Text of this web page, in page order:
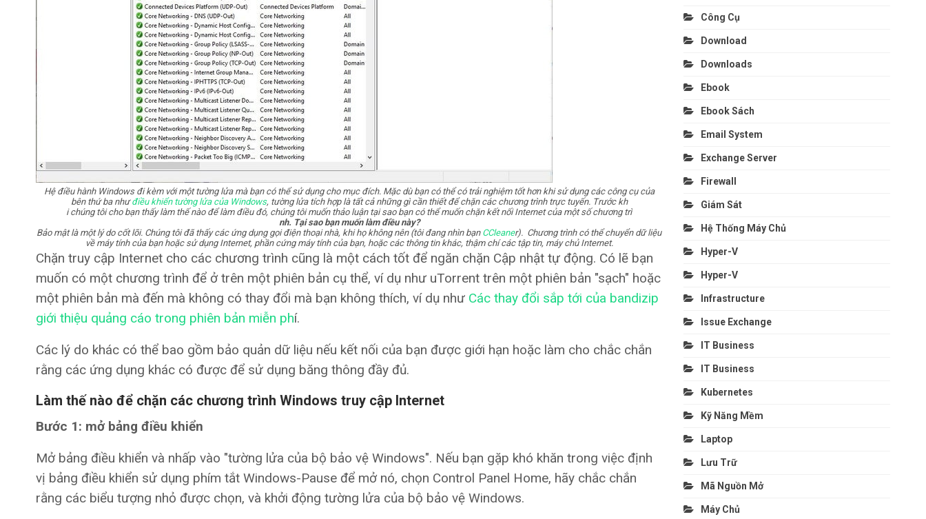
Hệ điều hành Windows đi kèm với một tường lửa mà bạn có thể sử dụng cho mục đích. Mặc dù bạn có thể có trải nghiệm tốt hơn khi sử dụng các công cụ của
bên thứ ba nhưđiều khiển tường lửa của Windows, tường lửa tích hợp là tất cả những gì cần thiết để chặn các chương trình trực tuyến. Trước kh
i chúng tôi cho bạn thấy làm thế nào để làm điều đó, chúng tôi muốn thảo luận tại sao bạn có thể muốn chặn kết nối Internet của một số chương trì
nh. Tại sao bạn muốn làm điều này?
Bảo mật là một lý do cốt lõi. Chúng tôi đã thấy các ứng dụng gọi điện thoại nhà, khi họ không nên (tôi đang nhìn bạnCCleaner). Chương trình có thể chuyển dữ liệu
về máy tính của bạn hoặc sử dụng Internet, phần cứng máy tính của bạn, hoặc các thông tin khác, thậm chí các tập tin, máy chủ Internet.
Chặn truy cập Internet cho các chương trình cũng là một cách tốt để ngăn chặn Cập nhật tự động. Có lẽ bạn
muốn có một chương trình để ở trên một phiên bản cụ thể, ví dụ như uTorrent trên một phiên bản "sạch" hoặc
một phiên bản mà đến mà không có thay đổi mà bạn không thích, ví dụ như Các thay đổi sắp tới của bandizip
giới thiệu quảng cáo trong phiên bản miễn phí.
Các lý do khác có thể bao gồm bảo quản dữ liệu nếu kết nối của bạn được giới hạn hoặc làm cho chắc chắn
rằng các ứng dụng khác có được để sử dụng băng thông đầy đủ.
Làm thế nào để chặn các chương trình Windows truy cập Internet
Bước 1: mở bảng điều khiển
Mở bảng điều khiển và nhấp vào "tường lửa của bộ bảo vệ Windows". Nếu bạn gặp khó khăn trong việc định
vị bảng điều khiển sử dụng phím tắt Windows-Pause để mở nó, chọn Control Panel Home, hãy chắc chắn
rằng các biểu tượng nhỏ được chọn, và khởi động tường lửa của bộ bảo vệ Windows.
Công Cụ
Download
Downloads
Ebook
Ebook Sách
Email System
Exchange Server
Firewall
Giám Sát
Hệ Thống Máy Chủ
Hyper-V
Hyper-V
Infrastructure
Issue Exchange
IT Business
IT Business
Kubernetes
Kỹ Năng Mềm
Laptop
Lưu Trữ
Mã Nguồn Mở
Máy Chủ